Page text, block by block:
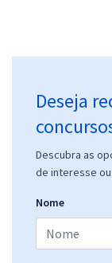
Deseja
Descubra as
de interesse
Nome